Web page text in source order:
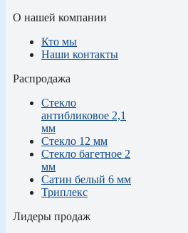
О нашей компании
Кто мы
Наши контакты
Распродажа
Стекло
антибликовое 2,1
мм
Стекло 12 мм
Стекло багетное 2
мм
Сатин белый 6 мм
Триплекс
Лидеры продаж